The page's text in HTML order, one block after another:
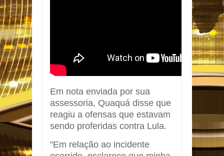
Em nota enviada por sua
assessoria, Quaquá disse que
reagiu a ofensas que estavam
sendo proferidas contra Lula.
"Em relação ao incidente